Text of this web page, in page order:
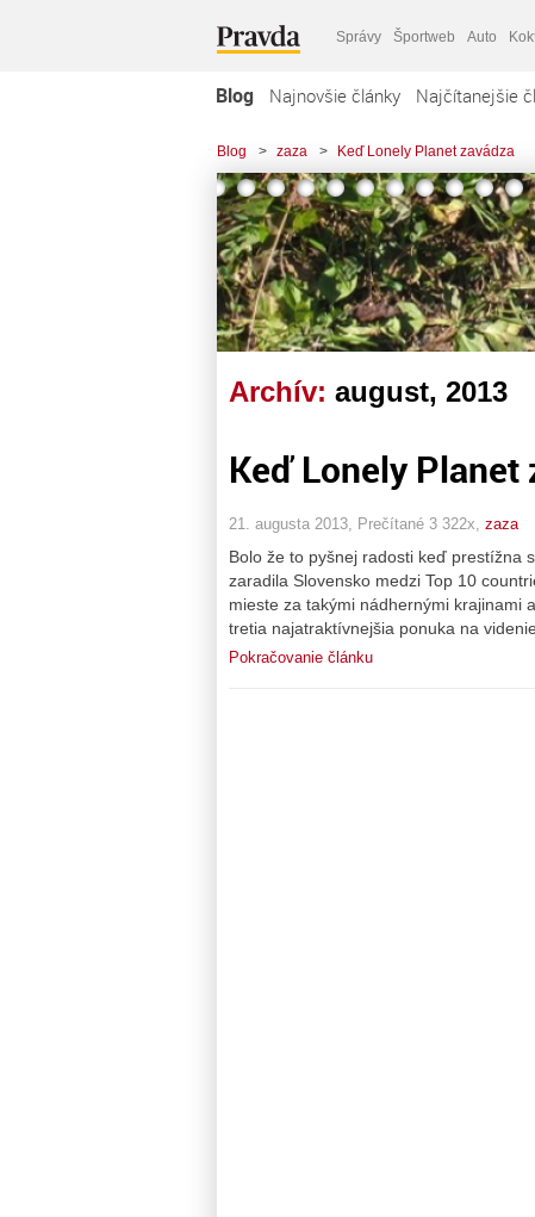
Správy Športweb Auto
Blog Najnovšie články Najčítanejšie
Blog > zaza > Keď Lonely Planet zavádza
Archív: august, 2013
Keď Lonely Planet
21. augusta 2013, Prečítané 3 322x, zaza
Bolo že to pyšnej radosti keď prestížna
zaradila Slovensko medzi Top 10
mieste za takými nádhernými krajinami
tretia najatraktívnejšia ponuka na
Pokračovanie článku